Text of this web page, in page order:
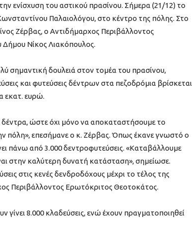
ενίσχυση του αστικού πρασίνου. Σήμερα (21/12) το
Παλαιολόγου, στο κέντρο της πόλης. Στο
Ζέρβας, ο Αντιδήμαρχος Περιβάλλοντος
Δήμου Νίκος Λιακόπουλος.
σημαντική δουλειά στον τομέα του πρασίνου,
και φυτεύσεις δέντρων στα πεζοδρόμια βρίσκεται
εκατ. ευρώ.
δέντρα, ώστε όχι μόνο να αποκαταστήσουμε το
πόλη», επεσήμανε ο κ. Ζέρβας. Όπως έκανε γνωστό ο
πάνω από 3.000 δεντροφυτεύσεις. «Καταβάλλουμε
στην καλύτερη δυνατή κατάσταση», σημείωσε.
στις κενές δενδροδόχους μέχρι το τέλος της
Περιβάλλοντος Ερωτόκριτος Θεοτοκάτος.
γίνει 8.000 κλαδεύσεις, ενώ έχουν πραγματοποιηθεί